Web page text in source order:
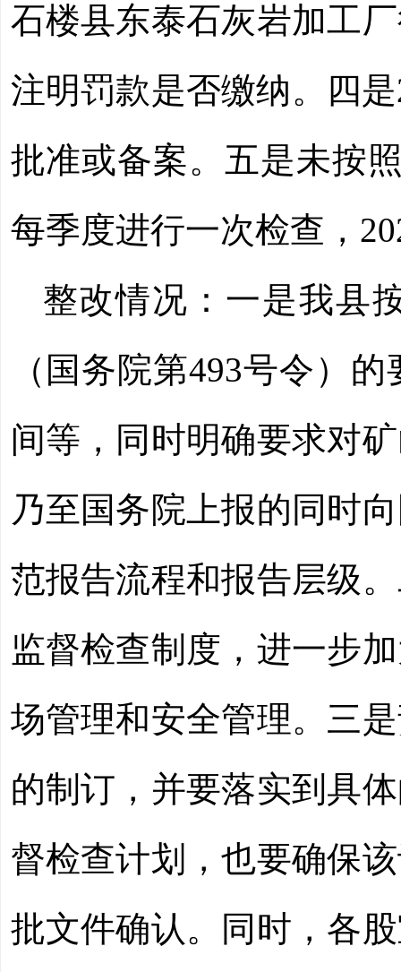
石楼县东泰石灰岩加工
注明罚款是否缴纳。四
批准或备案。五是未按
每季度进行一次检查，
整改情况：一是我县
（国务院第493号令）
间等，同时明确要求对
乃至国务院上报的同时
范报告流程和报告层级。
监督检查制度，进一步
场管理和安全管理。 三是
的制订，并要落实到具
督检查计划，也要确保
批文件确认。同时，各